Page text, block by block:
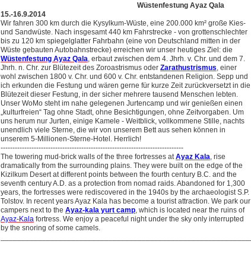
Wüstenfestung Ayaz Qala
15.-16.9.2014
Wir fahren 300 km durch die Kysylkum-Wüste, eine 200.000 km² große Kies-
und Sandwüste. Nach insgesamt 440 km Fahrstrecke - von grottenschlechter
bis zu 120 km spiegelglatter Fahrbahn (eine von Deutschland mitten in der
Wüste gebauten Autobahnstrecke) erreichen wir unser heutiges Ziel: die
Wüstenfestung Ayaz Qala , erbaut zwischen dem 4. Jhrh. v. Chr. und dem 7.
Jhrh. n. Chr. zur Blütezeit des Zoroastrismus oder Zarathustrismus , einer
wohl zwischen 1800 v. Chr. und 600 v. Chr. entstandenen Religion. Sepp und
ich erkunden die Festung und wären gerne für kurze Zeit zurückversetzt in die
Blütezeit dieser Festung, in der sicher mehrere tausend Menschen lebten.
Unser WoMo steht im nahe gelegenen Jurtencamp und wir genießen einen
„kulturfreien“ Tag ohne Stadt, ohne Besichtigungen, ohne Zeitvorgaben. Um
uns herum nur Jurten, einige Kamele - Weitblick, vollkommene Stille, nachts
unendlich viele Sterne, die wir von unserem Bett aus sehen können in
unserem 5-Millionen-Sterne-Hotel. Herrlich!
-----------------------------------------------------------------------------
The towering mud-brick walls of the three fortresses at Ayaz Kala , rise
dramatically from the surrounding plains. They were built on the edge of the
Kizilkum Desert at different points between the fourth century B.C. and the
seventh century A.D. as a protection from nomad raids. Abandoned for 1,300
years, the fortresses were rediscovered in the 1940s by the archaeologist S.P.
Tolstov. In recent years Ayaz Kala has become a tourist attraction. We park our
campers next to the Ayaz-kala yurt camp , which is located near the ruins of
Ayaz-Kala fortress. We enjoy a peaceful night under the sky only interrupted
by the snoring of some camels.